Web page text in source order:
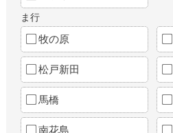
ま行
牧の原
松戸新田
馬橋
南花島